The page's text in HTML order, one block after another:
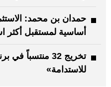
حمدان بن محمد:
أساسية لمستقبل أكثر
تخريج 32 منتسباً
للاستدامة»